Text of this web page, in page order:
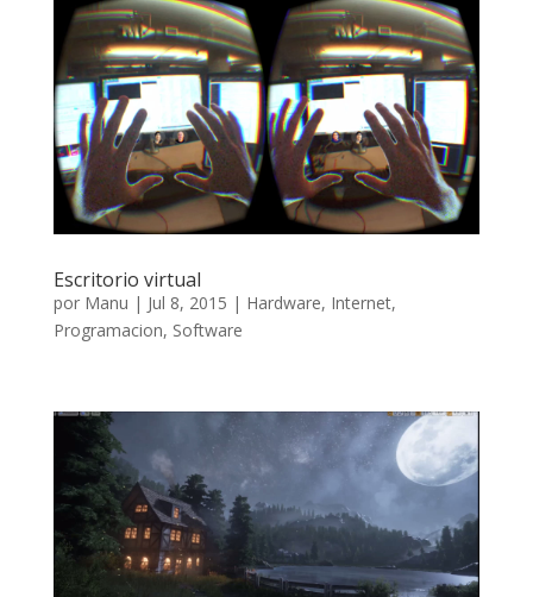
Escritorio virtual
por Manu | Jul 8, 2015 | Hardware, Internet,
Programacion, Software